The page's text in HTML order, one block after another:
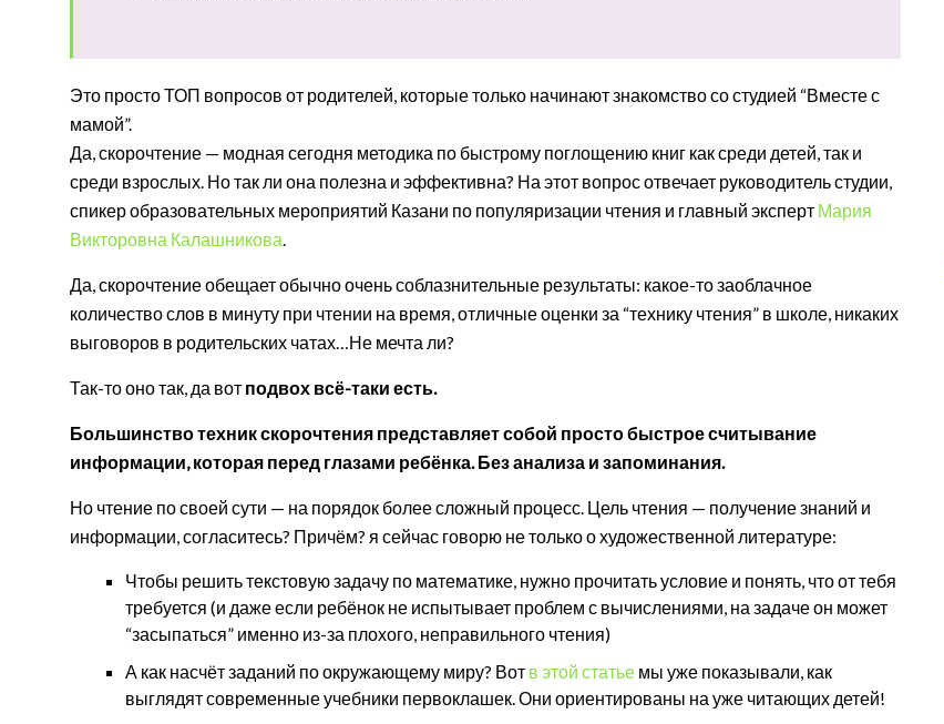
Это просто ТОП вопросов от родителей, которые только начинают знакомство со студией “Вместе с
мамой”.
Да, скорочтение — модная сегодня методика по быстрому поглощению книг как среди детей, так и
среди взрослых. Но так ли она полезна и эффективна? На этот вопрос отвечает руководитель студии,
спикер образовательных мероприятий Казани по популяризации чтения и главный эксперт Мария
Викторовна Калашникова.
Да, скорочтение обещает обычно очень соблазнительные результаты: какое-то заоблачное
количество слов в минуту при чтении на время, отличные оценки за “технику чтения” в школе, никаких
выговоров в родительских чатах…Не мечта ли?
Так-то оно так, да вот подвох всё-таки есть.
Большинство техник скорочтения представляет собой просто быстрое считывание
информации, которая перед глазами ребёнка. Без анализа и запоминания.
Но чтение по своей сути — на порядок более сложный процесс. Цель чтения — получение знаний и
информации, согласитесь? Причём? я сейчас говорю не только о художественной литературе:
Чтобы решить текстовую задачу по математике, нужно прочитать условие и понять, что от тебя
требуется (и даже если ребёнок не испытывает проблем с вычислениями, на задаче он может
“засыпаться” именно из-за плохого, неправильного чтения)
А как насчёт заданий по окружающему миру? Вот в этой статье мы уже показывали, как
выглядят современные учебники первоклашек. Они ориентированы на уже читающих детей!